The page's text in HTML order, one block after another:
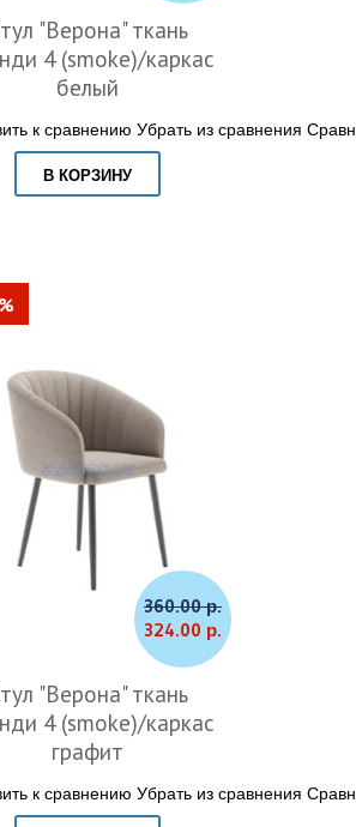
"Верона" ткань
4 (smoke)/каркас
белый
к сравнению Убрать из сравнения
В КОРЗИНУ
360.00 р.
324.00 р.
"Верона" ткань
4 (smoke)/каркас
графит
к сравнению Убрать из сравнения